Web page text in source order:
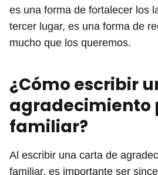
es una forma de fortalecer los
tercer lugar, es una forma de
mucho que los queremos.
¿Cómo escribir
agradecimiento
familiar?
Al escribir una carta de
familiar, es importante ser